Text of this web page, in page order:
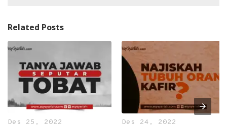
Related Posts
Des 25, 2022 Des 24, 2022